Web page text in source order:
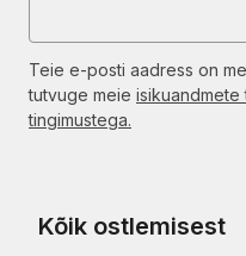
Teie e-posti aadress on
tutvuge meie isikuandmete
tingimustega.
Kõik ostlemisest